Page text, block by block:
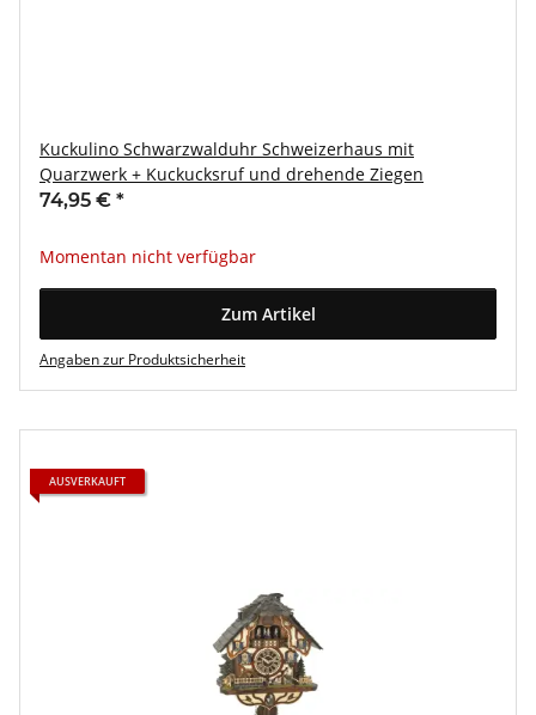
Kuckulino Schwarzwalduhr Schweizerhaus mit
Quarzwerk + Kuckucksruf und drehende Ziegen
74,95 € *
Momentan nicht verfügbar
Zum Artikel
Angaben zur Produktsicherheit
AUSVERKAUFT